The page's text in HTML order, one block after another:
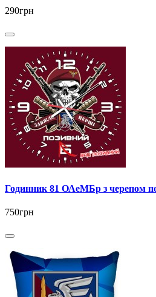
290грн
Годинник 81 ОАеМБр з черепом
750грн